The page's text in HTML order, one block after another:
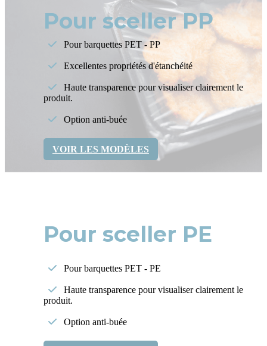
Pour sceller PP
Pour barquettes PET - PP
Excellentes propriétés d'étanchéité
Haute transparence pour visualiser clairement le
produit.
Option anti-buée
VOIR LES MODÈLES
Pour sceller PE
Pour barquettes PET - PE
Haute transparence pour visualiser clairement le
produit.
Option anti-buée